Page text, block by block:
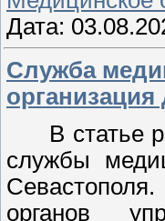
Дата:
Служба
организация
В статье
службы
органов